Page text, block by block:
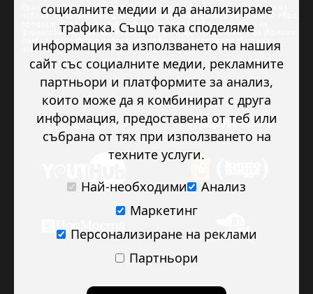
Проектът “Младежкото доброволчество в подкрепа на правата на
човека” се изпълнява с финансова подкрепа в размер на 89 978.50 евро,
предоставена от Исландия, Лихтенщайн и Норвегия по линия на
Финансовия механизъм на ЕИП. Основната цел на проекта е да укрепи и
развие младежкото доброволчество в подкрепа на правата на
човека.
социалните медии и да анализираме
трафика. Също така споделяме
информация за използването на нашия
сайт със социалните медии, рекламните
партньори и платформите за анализ,
които може да я комбинират с друга
информация, предоставена от теб или
събрана от тях при използването на
техните услуги.
Най-необходими
Анализ
Маркетинг
Персонализиране на реклами
Партньори